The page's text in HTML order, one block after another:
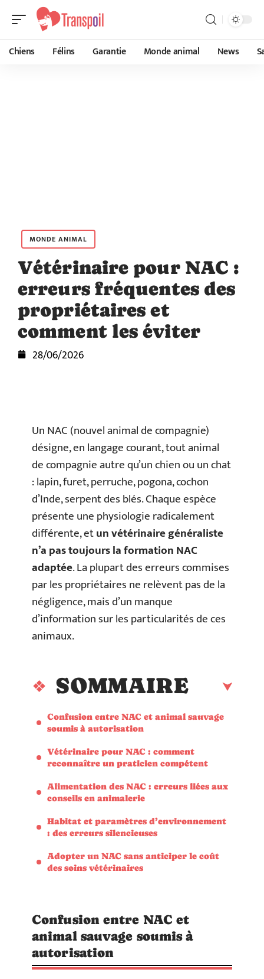
Chiens Félins Garantie Monde animal News
MONDE ANIMAL
Vétérinaire pour NAC :
erreurs fréquentes des
propriétaires et
comment les éviter
28/06/2026
Un NAC (nouvel animal de compagnie)
désigne, en langage courant, tout animal
de compagnie autre qu’un chien ou un chat
: lapin, furet, perruche, pogona, cochon
d’Inde, serpent des blés. Chaque espèce
présente une physiologie radicalement
différente, etun vétérinaire généraliste
n’a pas toujours la formation NAC
adaptée. La plupart des erreurs commises
par les propriétaires ne relèvent pas de la
négligence, mais d’un manque
d’information sur les particularités de ces
animaux.
SOMMAIRE
Confusion entre NAC et animal sauvage
soumis à autorisation
Vétérinaire pour NAC : comment
reconnaître un praticien compétent
Alimentation des NAC : erreurs liées aux
conseils en animalerie
Habitat et paramètres d’environnement
: des erreurs silencieuses
Adopter un NAC sans anticiper le coût
des soins vétérinaires
Confusion entre NAC et
animal sauvage soumis à
autorisation